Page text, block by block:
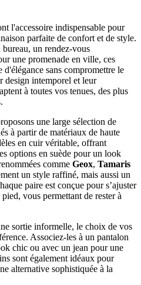
l'accessoire indispensable pour
parfaite de confort et de style.
un rendez-vous
une promenade en ville, ces
d'élégance sans compromettre le
design intemporel et leur
à toutes vos tenues, des plus
une large sélection de
à partir de matériaux de haute
en cuir véritable, offrant
options en suède pour un look
comme Geox, Tamaris
un style raffiné, mais aussi un
paire est conçue pour s’ajuster
vous permettant de rester à
sortie informelle, le choix de vos
Associez-les à un pantalon
chic ou avec un jean pour une
sont également idéaux pour
alternative sophistiquée à la